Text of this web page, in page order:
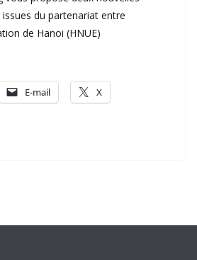
du partenariat entre
de Hanoi (HNUE)
E-mail X